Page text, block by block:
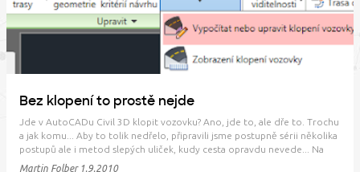
Bez klopení to prostě nejde
Jde v AutoCADu Civil 3D klopit vozovku? Ano, jde to, ale dře to. Trochu
a jak komu... Aby to tolik nedřelo, připravili jsme postupně sérii několika
postupů ale i metod slepých uliček, kudy cesta opravdu nevede... Na
úvod je třeba říci, že pokud máte regulérní trasu s oblouky a
Martin Folber 1.9.2010